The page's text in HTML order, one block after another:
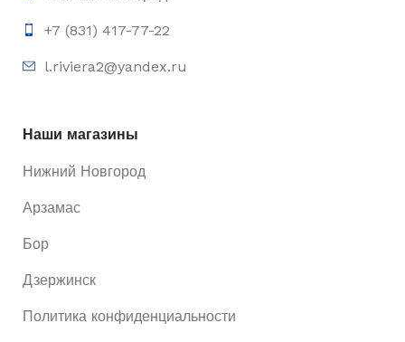
+7 (831) 417-77-22
l.riviera2@yandex.ru
Наши магазины
Нижний Новгород
Арзамас
Бор
Дзержинск
Политика конфиденциальности